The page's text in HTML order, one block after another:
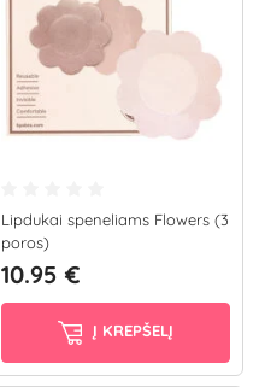
Lipdukai speneliams Flowers (3
poros)
10.95 €
Į KREPŠELĮ